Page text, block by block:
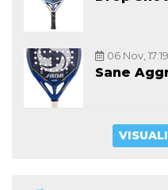
06 Nov, 17:19
Sane